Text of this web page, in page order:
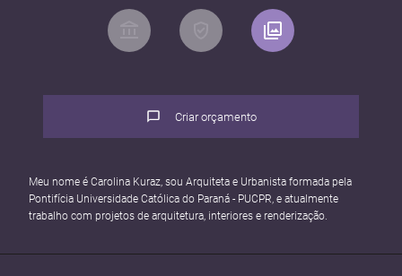
Criar orçamento
Meu nome é Carolina Kuraz, sou Arquiteta e Urbanista formada pela
Pontifícia Universidade Católica do Paraná - PUCPR, e atualmente
trabalho com projetos de arquitetura, interiores e renderização.